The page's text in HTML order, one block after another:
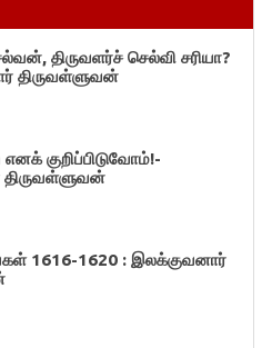
திருவளர்ச் செல்வி சரியா?
திருவள்ளுவன்
குறிப்பிடுவோம்!-
1616-1620 : இலக்குவனார்